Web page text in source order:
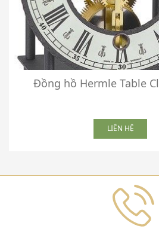
Đồng hồ Hermle Table
LIÊN HỆ